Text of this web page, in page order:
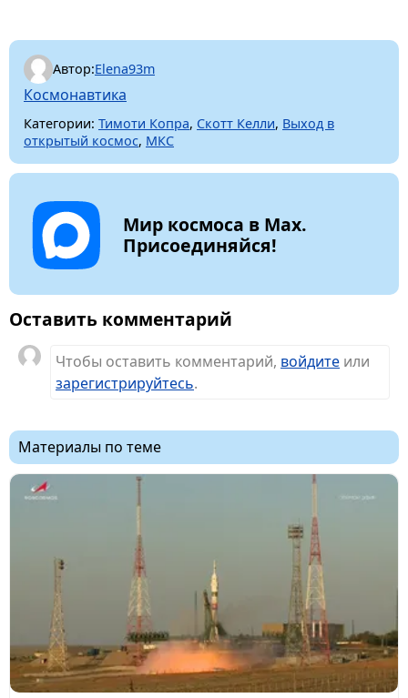
Автор:Elena93m
Космонавтика
Категории: Тимоти Копра, Скотт Келли, Выход в
открытый космос, МКС
Мир космоса в Max.
Присоединяйся!
Оставить комментарий
Чтобы оставить комментарий, войдите или
зарегистрируйтесь.
Материалы по теме